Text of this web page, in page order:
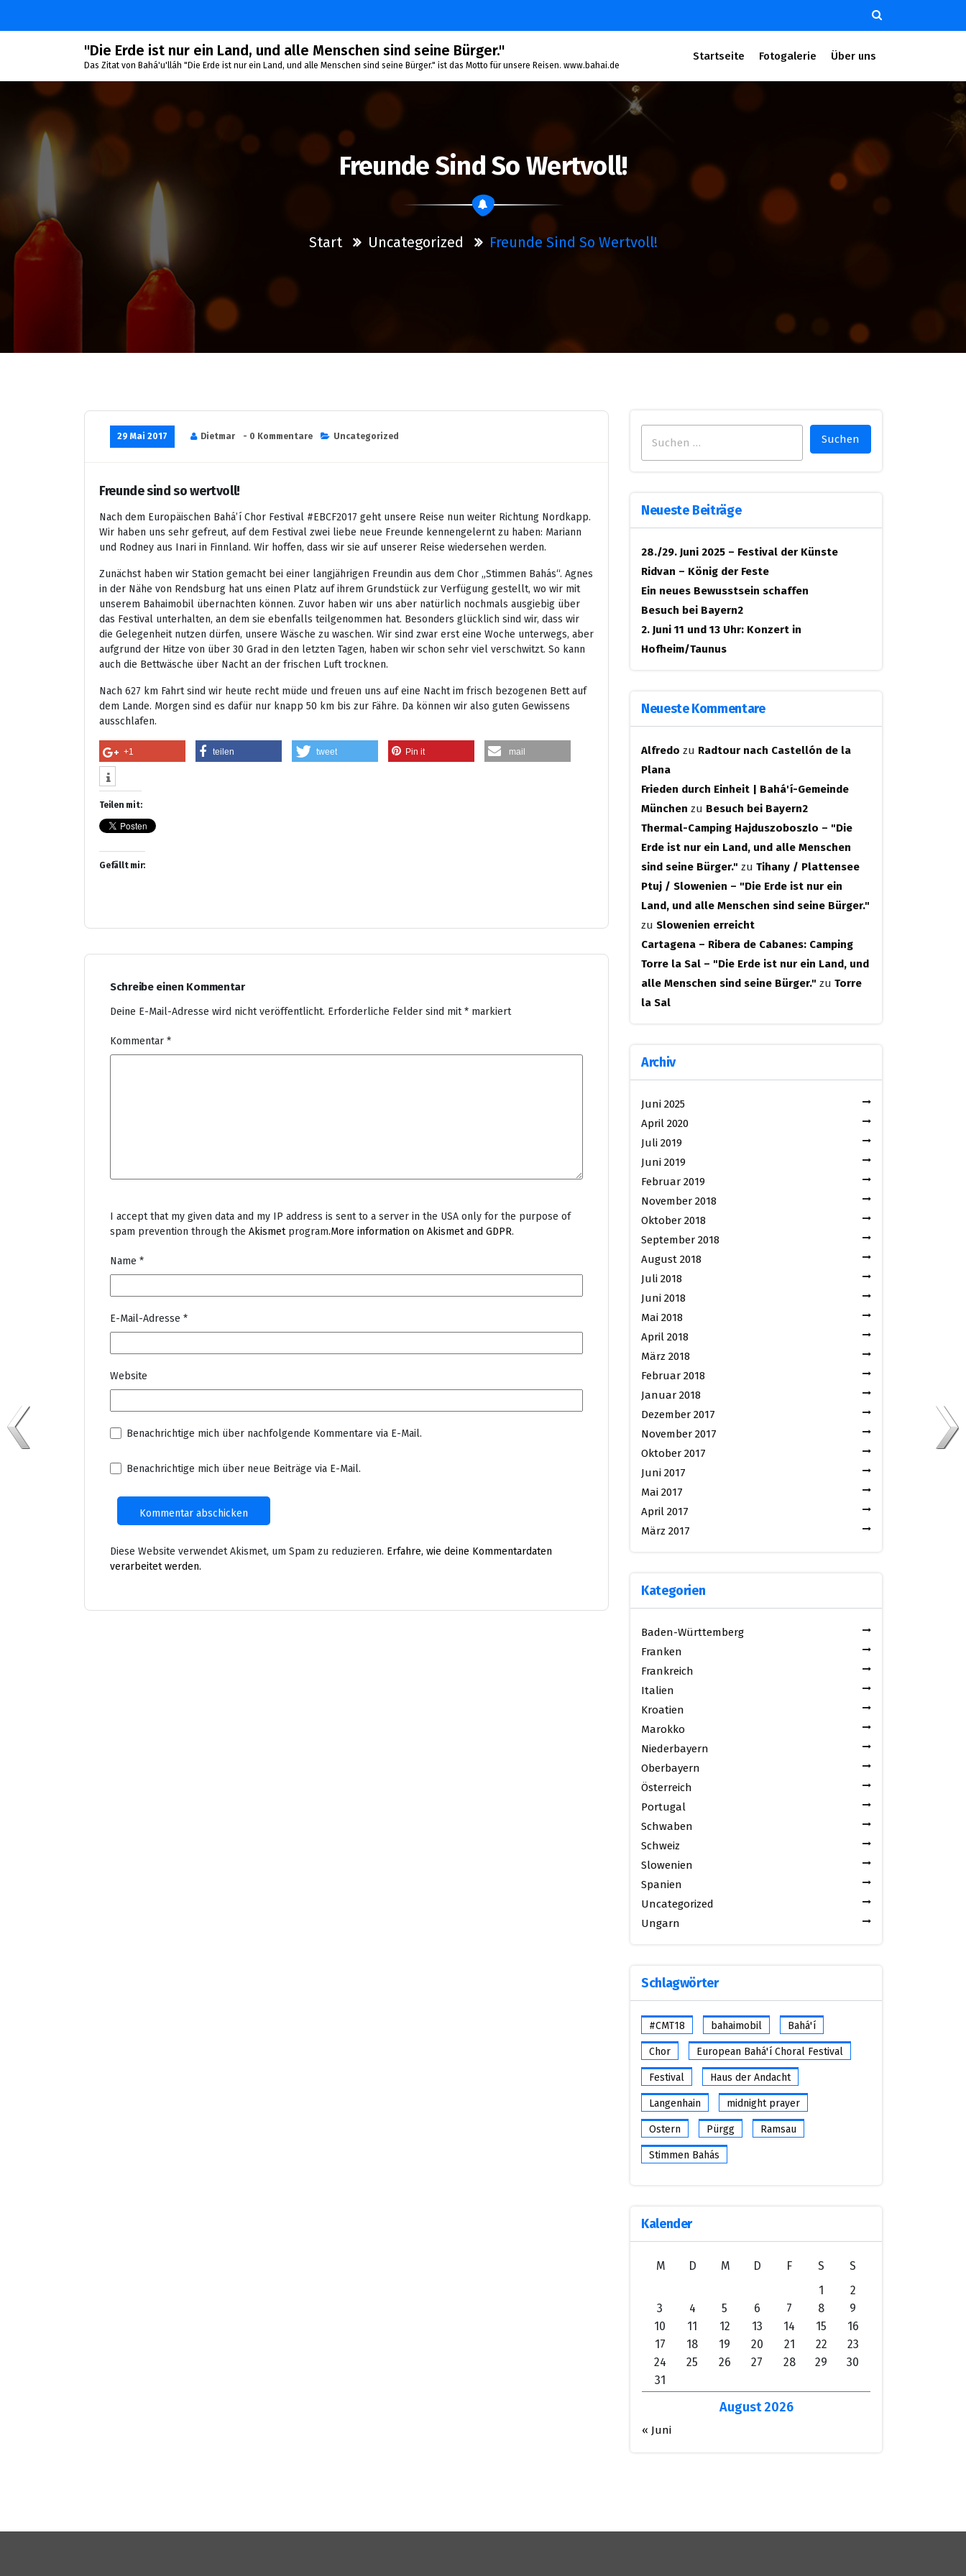
"Die Erde ist nur ein Land, und alle Menschen sind seine Bürger."
Das Zitat von Bahá'u'lláh "Die Erde ist nur ein Land, und alle Menschen sind seine Bürger." ist das Motto für unsere Reisen. www.bahai.de
Startseite Fotogalerie Über uns
Freunde Sind So Wertvoll!
Start Uncategorized Freunde Sind So Wertvoll!
29 Mai 2017 Dietmar - 0 Kommentare Uncategorized
Freunde sind so wertvoll!
Nach dem Europäischen Bahá’í Chor Festival #EBCF2017 geht unsere Reise nun weiter Richtung Nordkapp.
Wir haben uns sehr gefreut, auf dem Festival zwei liebe neue Freunde kennengelernt zu haben: Mariann
und Rodney aus Inari in Finnland. Wir hoffen, dass wir sie auf unserer Reise wiedersehen werden.
Zunächst haben wir Station gemacht bei einer langjährigen Freundin aus dem Chor „Stimmen Bahás“. Agnes
in der Nähe von Rendsburg hat uns einen Platz auf ihrem Grundstück zur Verfügung gestellt, wo wir mit
unserem Bahaimobil übernachten können. Zuvor haben wir uns aber natürlich nochmals ausgiebig über
das Festival unterhalten, an dem sie ebenfalls teilgenommen hat. Besonders glücklich sind wir, dass wir
die Gelegenheit nutzen dürfen, unsere Wäsche zu waschen. Wir sind zwar erst eine Woche unterwegs, aber
aufgrund der Hitze von über 30 Grad in den letzten Tagen, haben wir schon sehr viel verschwitzt. So kann
auch die Bettwäsche über Nacht an der frischen Luft trocknen.
Nach 627 km Fahrt sind wir heute recht müde und freuen uns auf eine Nacht im frisch bezogenen Bett auf
dem Lande. Morgen sind es dafür nur knapp 50 km bis zur Fähre. Da können wir also guten Gewissens
ausschlafen.
+1 teilen tweet Pin it mail
Teilen mit:
Gefällt mir:
Schreibe einen Kommentar
Deine E-Mail-Adresse wird nicht veröffentlicht. Erforderliche Felder sind mit* markiert
Kommentar *
I accept that my given data and my IP address is sent to a server in the USA only for the purpose of
spam prevention through the Akismetprogram.More information on Akismet and GDPR.
Name *
E-Mail-Adresse *
Website
Benachrichtige mich über nachfolgende Kommentare via E-Mail.
Benachrichtige mich über neue Beiträge via E-Mail.
Diese Website verwendet Akismet, um Spam zu reduzieren. Erfahre, wie deine Kommentardaten
verarbeitet werden.
nach:
Neueste Beiträge
28./29. Juni 2025 – Festival der Künste
Ridvan – König der Feste
Ein neues Bewusstsein schaffen
Besuch bei Bayern2
2. Juni 11 und 13 Uhr: Konzert in
Hofheim/Taunus
Neueste Kommentare
Alfredo zu Radtour nach Castellón de la
Plana
Frieden durch Einheit | Bahá'í-Gemeinde
München zu Besuch bei Bayern2
Thermal-Camping Hajduszoboszlo – "Die
Erde ist nur ein Land, und alle Menschen
sind seine Bürger." zu Tihany / Plattensee
Ptuj / Slowenien – "Die Erde ist nur ein
Land, und alle Menschen sind seine Bürger."
zu Slowenien erreicht
Cartagena – Ribera de Cabanes: Camping
Torre la Sal – "Die Erde ist nur ein Land, und
alle Menschen sind seine Bürger." zu Torre
la Sal
Archiv
Juni 2025
April 2020
Juli 2019
Juni 2019
Februar 2019
November 2018
Oktober 2018
September 2018
August 2018
Juli 2018
Juni 2018
Mai 2018
April 2018
März 2018
Februar 2018
Januar 2018
Dezember 2017
November 2017
Oktober 2017
Juni 2017
Mai 2017
April 2017
März 2017
Kategorien
Baden-Württemberg
Franken
Frankreich
Italien
Kroatien
Marokko
Niederbayern
Oberbayern
Österreich
Portugal
Schwaben
Schweiz
Slowenien
Spanien
Uncategorized
Ungarn
Schlagwörter
#CMT18 bahaimobil Bahá'í
Chor European Bahá'í Choral Festival
Festival Haus der Andacht
Langenhain midnight prayer
Ostern Pürgg Ramsau
Stimmen Bahás
Kalender
August 2026
M D M D F S
S
1
2
3
4 5 6 7 8
9
10
11 12 13 14 15
16
17
18 19 20 21 22
23
24
25 26 27 28 29
30
31
« Juni